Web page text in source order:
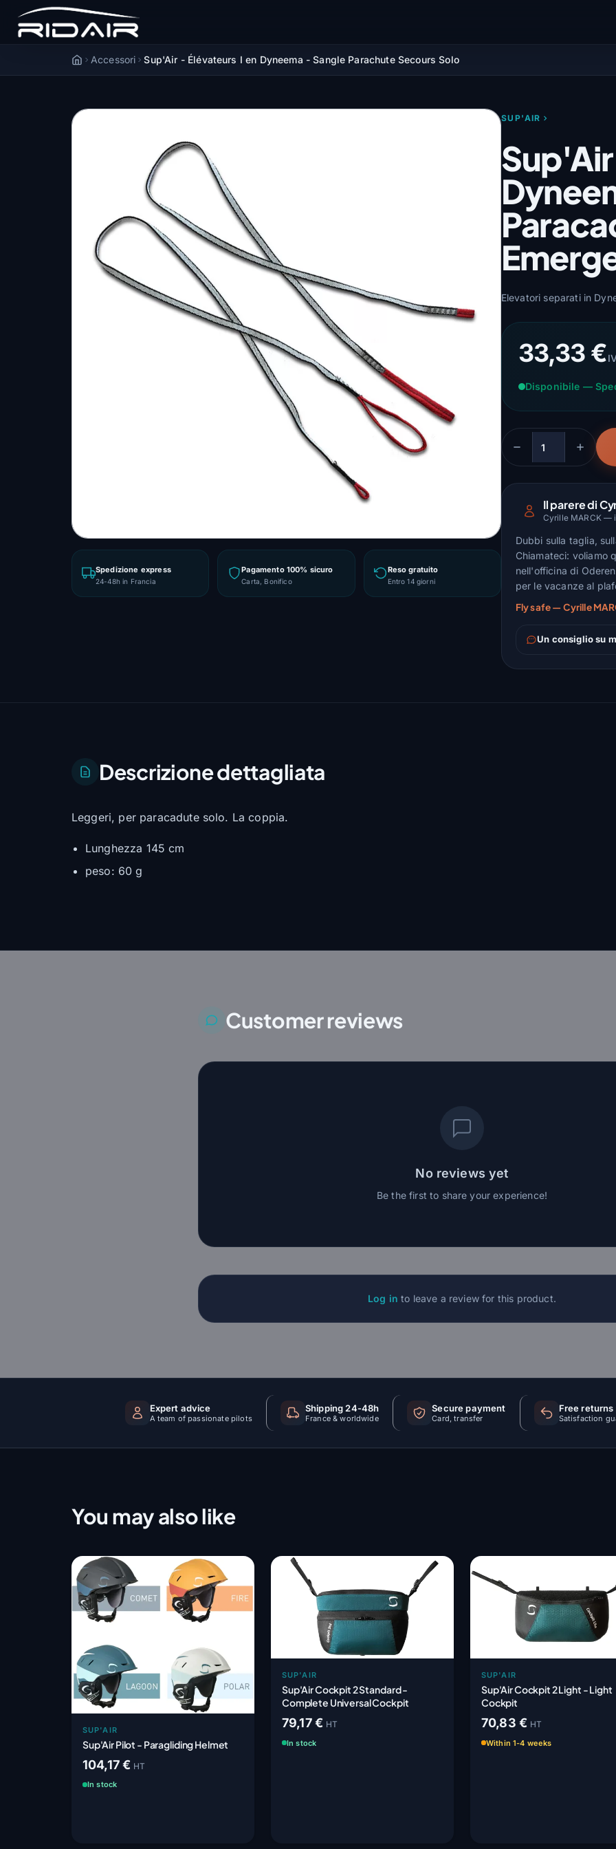
AccueilAccessori Sup'Air - Élévateurs I en Dyneema - Sangle Parachute Secours Solo
Spedizione express
24-48h in Francia
Pagamento 100% sicuro
Carta, Bonifico
Reso gratuito
Entro 14 giorni
SUP'AIR
Elevatori separati in
33,33 €
Disponibile —
Quantità
Il parere di
Cyrille MARCK —
Dubbi sulla taglia,
Chiamateci: voliamo
nell'officina di
per le vacanze al
Fly safe — Cyrille
Un consiglio su
Descrizione dettagliata
Leggeri, per paracadute solo. La coppia.
Lunghezza 145 cm
peso: 60 g
Customer reviews
No reviews yet
Be the first to share your experience!
Log in to leave a review for this product.
Expert advice
A team of passionate pilots
Shipping 24-48h
France & worldwide
Secure payment
Card, transfer
Free returns
Satisfaction
You may also like
SUP'AIR
Sup'Air Pilot - Paragliding Helmet
104,17 € HT
In stock
SUP'AIR
Sup'Air Cockpit 2 Standard -
Complete Universal Cockpit
79,17 € HT
In stock
SUP'AIR
Sup'Air Cockpit 2 Light - Light
Cockpit
70,83 € HT
Within 1-4 weeks